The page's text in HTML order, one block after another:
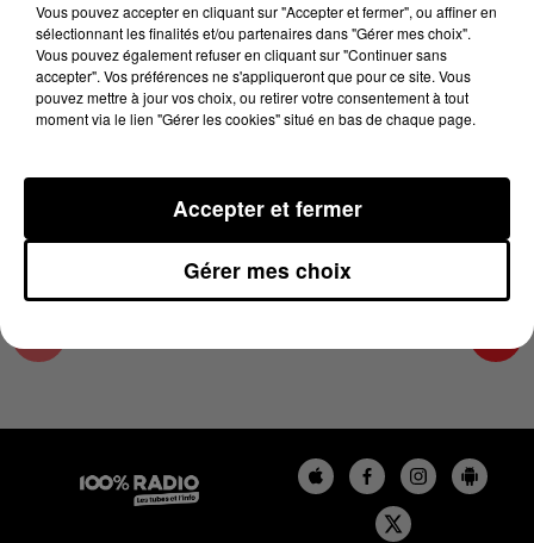
6 février 2025 - 4 min 16 sec
LES INFOS DU LOT DU 06/02/2025 À 17H00
06/02/2025
Vous pouvez accepter en cliquant sur "Accepter et fermer", ou affiner en
sélectionnant les finalités et/ou partenaires dans "Gérer mes choix".
Vous pouvez également refuser en cliquant sur "Continuer sans
accepter". Vos préférences ne s'appliqueront que pour ce site. Vous
pouvez mettre à jour vos choix, ou retirer votre consentement à tout
moment via le lien "Gérer les cookies" situé en bas de chaque page.
Gérer mes choix
Accepter et fermer